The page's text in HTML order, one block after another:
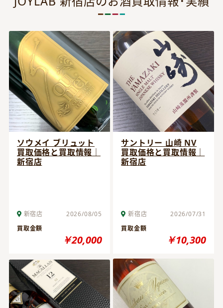
ソウメイ ブリュット
買取価格と買取情報｜
新宿店
新宿店
2026/08/05
買取金額
￥20,000
サントリー 山崎 NV
買取価格と買取情報｜
新宿店
新宿店
2026/07/31
買取金額
￥10,300